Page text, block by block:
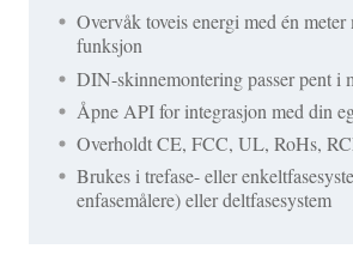
Overvåk toveis energi med én meter
funksjon
DIN-skinnemontering passer pent i
Åpne API for integrasjon med din
Overholdt CE, FCC, UL, RoHs,
Brukes i trefase- eller
enfasemålere) eller deltfasesystem